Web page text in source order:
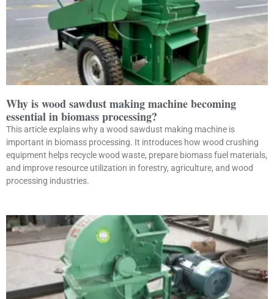
Why is wood sawdust making machine becoming
essential in biomass processing?
This article explains why a wood sawdust making machine is
important in biomass processing. It introduces how wood crushing
equipment helps recycle wood waste, prepare biomass fuel materials,
and improve resource utilization in forestry, agriculture, and wood
processing industries.